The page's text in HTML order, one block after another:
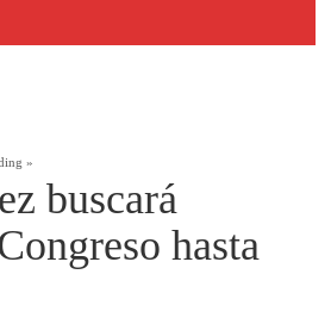
»
buscará
hasta